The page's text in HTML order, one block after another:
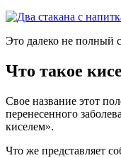
Это далеко не полный
Что такое
Свое название этот
перенесенного
киселем».
Что же представляет